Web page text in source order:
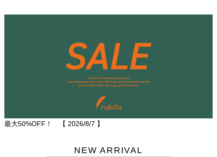
最大50%OFF！ 【 2026/8/7 】
NEW ARRIVAL